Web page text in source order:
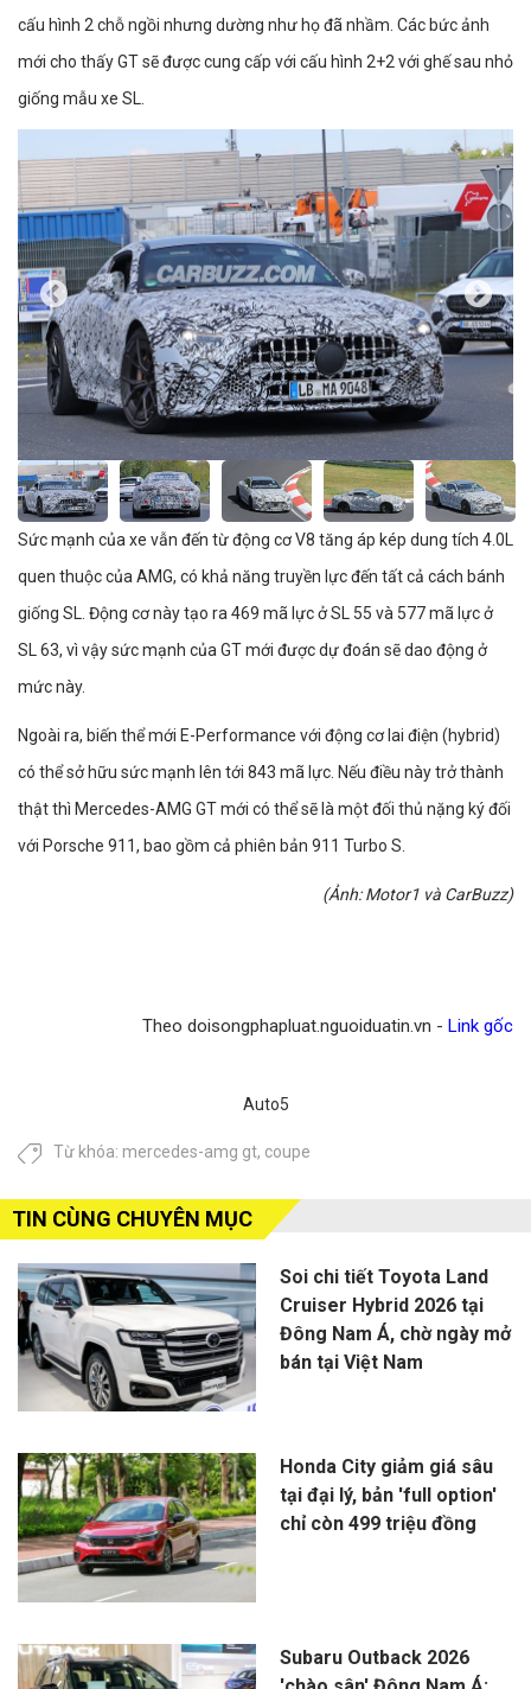
cấu hình 2 chỗ ngồi nhưng dường như họ đã nhầm. Các bức ảnh
mới cho thấy GT sẽ được cung cấp với cấu hình 2+2 với ghế sau nhỏ
giống mẫu xe SL.
Sức mạnh của xe vẫn đến từ động cơ V8 tăng áp kép dung tích 4.0L
quen thuộc của AMG, có khả năng truyền lực đến tất cả cách bánh
giống SL. Động cơ này tạo ra 469 mã lực ở SL 55 và 577 mã lực ở
SL 63, vì vậy sức mạnh của GT mới được dự đoán sẽ dao động ở
mức này.
Ngoài ra, biến thể mới E-Performance với động cơ lai điện (hybrid)
có thể sở hữu sức mạnh lên tới 843 mã lực. Nếu điều này trở thành
thật thì Mercedes-AMG GT mới có thể sẽ là một đối thủ nặng ký đối
với Porsche 911, bao gồm cả phiên bản 911 Turbo S.
(Ảnh: Motor1 và CarBuzz)
Theo doisongphapluat.nguoiduatin.vn - Link gốc
Auto5
Từ khóa: mercedes-amg gt, coupe
TIN CÙNG CHUYÊN MỤC
Soi chi tiết Toyota Land
Cruiser Hybrid 2026 tại
Đông Nam Á, chờ ngày mở
bán tại Việt Nam
Honda City giảm giá sâu
tại đại lý, bản 'full option'
chỉ còn 499 triệu đồng
Subaru Outback 2026